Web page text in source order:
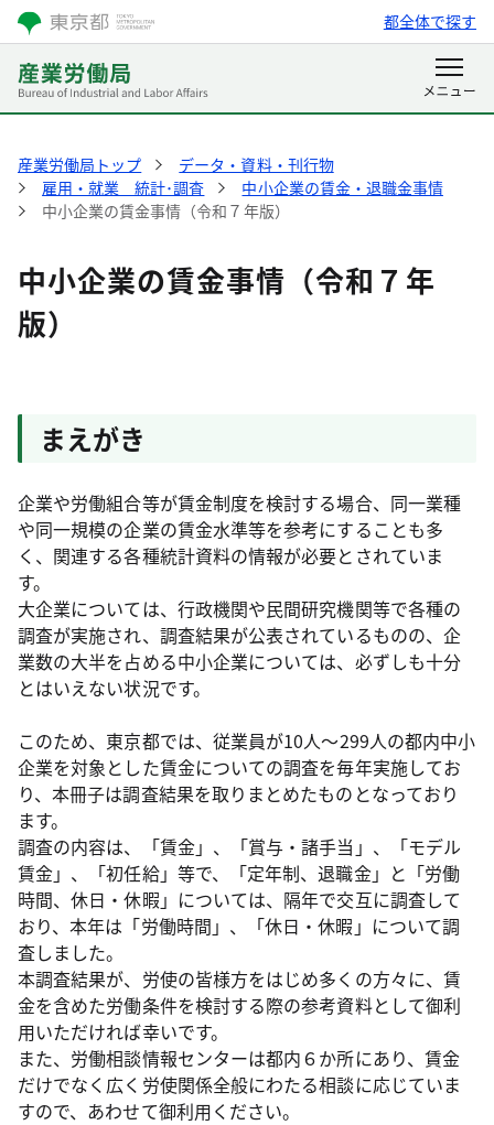
都全体で探す
産業労働局トップ
データ・資料・刊行物
雇用・就業 統計･調査
中小企業の賃金・退職金事情
中小企業の賃金事情（令和７年版）
中小企業の賃金事情（令和７年
版）
まえがき
企業や労働組合等が賃金制度を検討する場合、同一業種
や同一規模の企業の賃金水準等を参考にすることも多
く、関連する各種統計資料の情報が必要とされていま
す。
大企業については、行政機関や民間研究機関等で各種の
調査が実施され、調査結果が公表されているものの、企
業数の大半を占める中小企業については、必ずしも十分
とはいえない状況です。
このため、東京都では、従業員が10人～299人の都内中小
企業を対象とした賃金についての調査を毎年実施してお
り、本冊子は調査結果を取りまとめたものとなっており
ます。
調査の内容は、「賃金」、「賞与・諸手当」、「モデル
賃金」、「初任給」等で、「定年制、退職金」と「労働
時間、休日・休暇」については、隔年で交互に調査して
おり、本年は「労働時間」、「休日・休暇」について調
査しました。
本調査結果が、労使の皆様方をはじめ多くの方々に、賃
金を含めた労働条件を検討する際の参考資料として御利
用いただければ幸いです。
また、労働相談情報センターは都内６か所にあり、賃金
だけでなく広く労使関係全般にわたる相談に応じていま
すので、あわせて御利用ください。